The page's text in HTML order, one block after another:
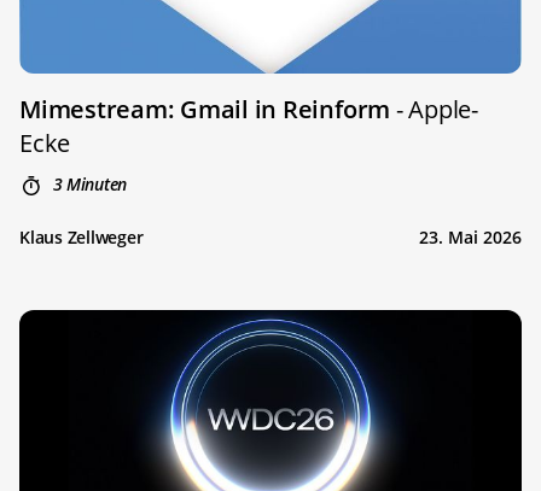
Mimestream: Gmail in Reinform - Apple-
Ecke
3 Minuten
Klaus Zellweger 23. Mai 2026